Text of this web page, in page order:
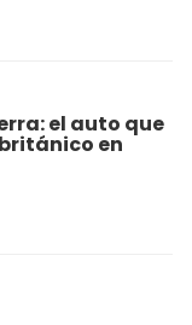
el auto que
en